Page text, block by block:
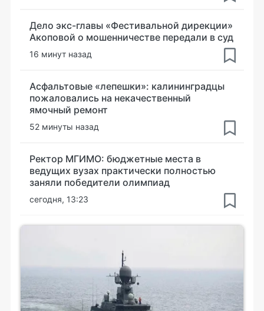
Дело экс-главы «Фестивальной дирекции»
Акоповой о мошенничестве передали в суд
16 минут назад
Асфальтовые «лепешки»: калининградцы
пожаловались на некачественный
ямочный ремонт
52 минуты назад
Ректор МГИМО: бюджетные места в
ведущих вузах практически полностью
заняли победители олимпиад
сегодня, 13:23